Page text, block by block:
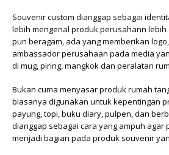
Souvenir custom dianggap sebagai
lebih mengenal produk perusahann lebih
pun beragam, ada yang memberikan
ambassador perusahaan pada media
di mug, piring, mangkok dan peralatan
Bukan cuma menyasar produk rumah
biasanya digunakan untuk kepentingan
payung, topi, buku diary, pulpen, dan
dianggap sebagai cara yang ampuh agar
menjadi bagian pada produk souvenir